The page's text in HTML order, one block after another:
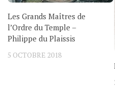
Les Grands Maîtres de
l’Ordre du Temple –
Philippe du Plaissis
5 OCTOBRE 2018